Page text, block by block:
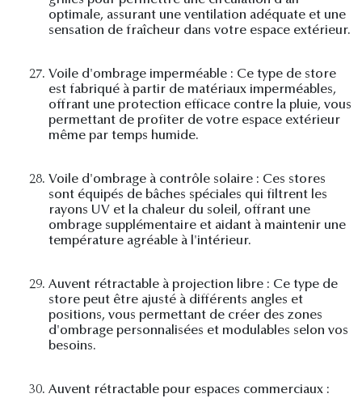
optimale, assurant une ventilation adéquate et une
sensation de fraîcheur dans votre espace extérieur.
27. Voile d'ombrage imperméable : Ce type de store
est fabriqué à partir de matériaux imperméables,
offrant une protection efficace contre la pluie, vous
permettant de profiter de votre espace extérieur
même par temps humide.
28. Voile d'ombrage à contrôle solaire : Ces stores
sont équipés de bâches spéciales qui filtrent les
rayons UV et la chaleur du soleil, offrant une
ombrage supplémentaire et aidant à maintenir une
température agréable à l'intérieur.
29. Auvent rétractable à projection libre : Ce type de
store peut être ajusté à différents angles et
positions, vous permettant de créer des zones
d'ombrage personnalisées et modulables selon vos
besoins.
30. Auvent rétractable pour espaces commerciaux :